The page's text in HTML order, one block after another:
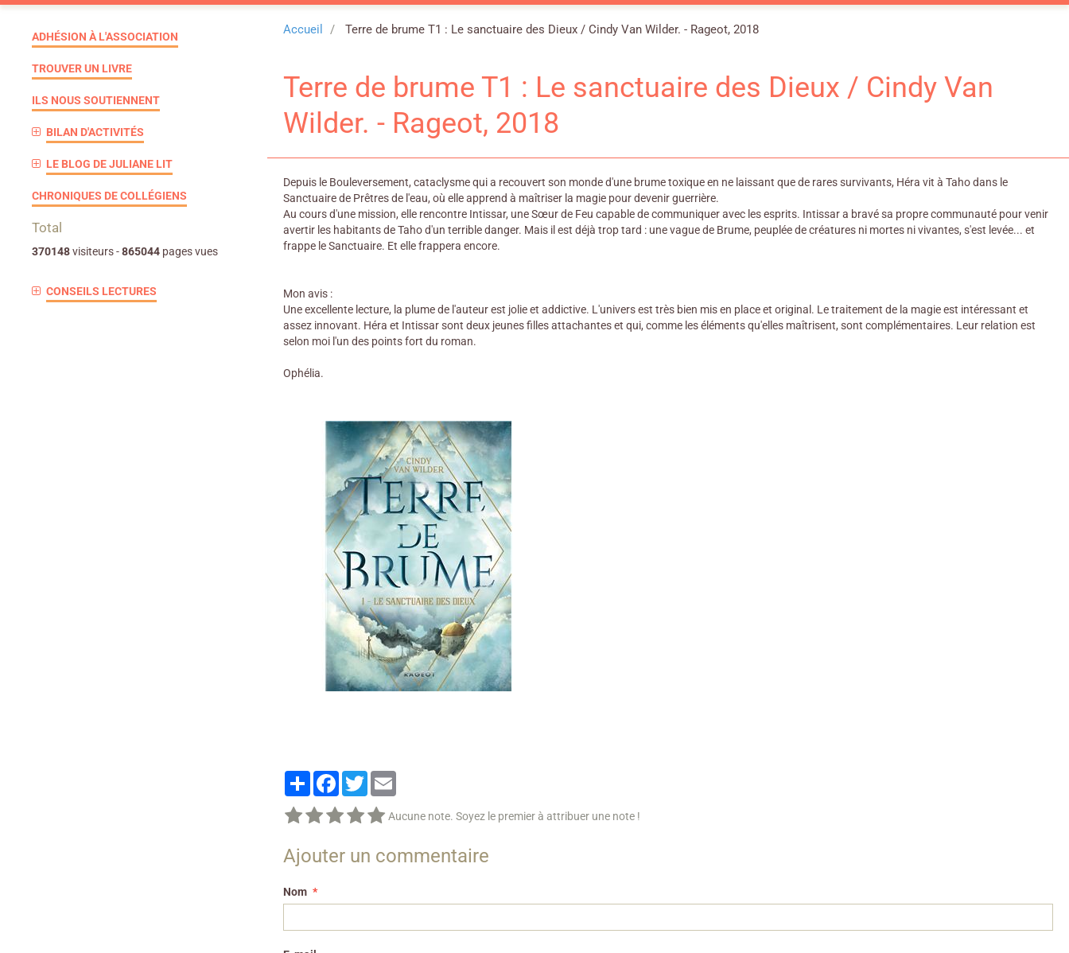
Accueil Terre de brume T1 : Le sanctuaire des Dieux / Cindy Van Wilder. - Rageot, 2018
Terre de brume T1 : Le sanctuaire des Dieux / Cindy Van
Wilder. - Rageot, 2018
Depuis le Bouleversement, cataclysme qui a recouvert son monde d'une brume toxique en ne laissant que de rares survivants, Héra vit à Taho dans le
Sanctuaire de Prêtres de l'eau, où elle apprend à maîtriser la magie pour devenir guerrière.
Au cours d'une mission, elle rencontre Intissar, une Sœur de Feu capable de communiquer avec les esprits. Intissar a bravé sa propre communauté pour venir
avertir les habitants de Taho d'un terrible danger. Mais il est déjà trop tard : une vague de Brume, peuplée de créatures ni mortes ni vivantes, s'est levée... et
frappe le Sanctuaire. Et elle frappera encore.
Mon avis :
Une excellente lecture, la plume de l'auteur est jolie et addictive. L'univers est très bien mis en place et original. Le traitement de la magie est intéressant et
assez innovant. Héra et Intissar sont deux jeunes filles attachantes et qui, comme les éléments qu'elles maîtrisent, sont complémentaires. Leur relation est
selon moi l'un des points fort du roman.
Ophélia.
PartagerFacebook
Twitter
Aucune note. Soyez le premier à attribuer une note !
Ajouter un commentaire
Nom
ADHÉSION À L'ASSOCIATION
TROUVER UN LIVRE
ILS NOUS SOUTIENNENT
BILAN D'ACTIVITÉS
LE BLOG DE JULIANE LIT
CHRONIQUES DE COLLÉGIENS
Total
370148visiteurs -865044 pages vues
CONSEILS LECTURES